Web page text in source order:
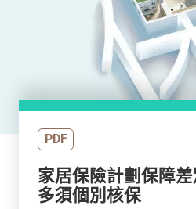
PDF
家居保險計劃保障差別大 40
多須個別核保